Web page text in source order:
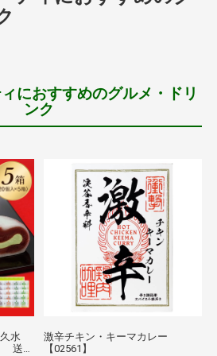
におすすめのグルメ・ドリ
ンク
水
送料
激辛チキン・キーマカレー
【02561】